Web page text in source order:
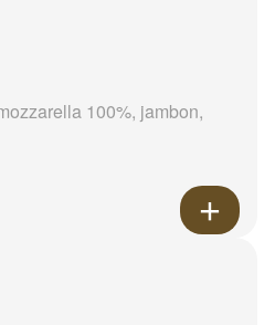
100%, jambon,